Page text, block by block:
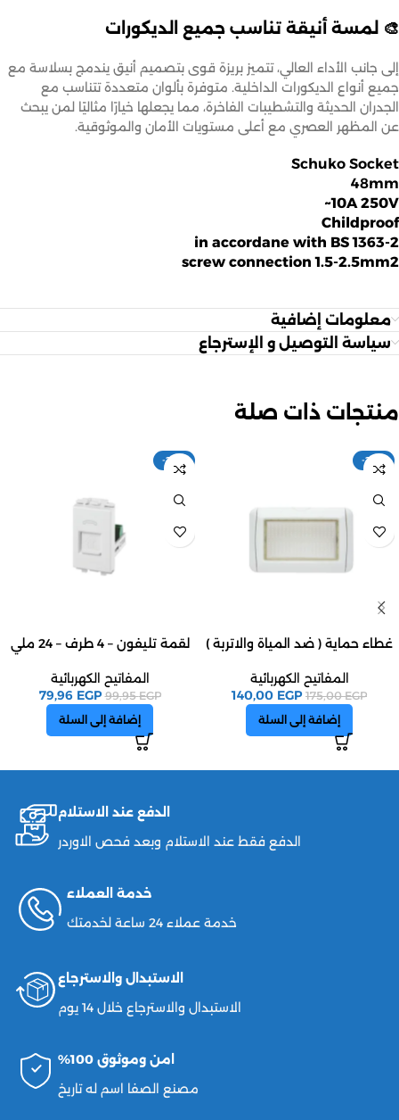
🎨 لمسة أنيقة تناسب جميع الديكورات
إلى جانب الأداء العالي، تتميز بريزة قوى بتصميم أنيق يندمج بسلاسة مع
جميع أنواع الديكورات الداخلية. متوفرة بألوان متعددة تتناسب مع
الجدران الحديثة والتشطيبات الفاخرة، مما يجعلها خيارًا مثاليًا لمن يبحث
عن المظهر العصري مع أعلى مستويات الأمان والموثوقية.
Schuko Socket
48mm
10A 250V~
Childproof
in accordane with BS 1363-2
screw connection 1.5-2.5mm2
معلومات إضافية
سياسة التوصيل و الإسترجاع
منتجات ذات صلة
-20%
غطاء حماية ( ضد المياة والاتربة )
المفاتيح الكهربائية
175,00EGP
140,00 EGP
إضافة إلى السلة
-20%
لقمة تليفون – 4 طرف – 24 ملي
المفاتيح الكهربائية
99,95EGP
79,96 EGP
إضافة إلى السلة
الدفع عند الاستلام
الدفع فقط عند الاستلام وبعد فحص الاوردر
خدمة العملاء
خدمة عملاء 24 ساعة لخدمتك
الاستبدال والاسترجاع
الاستبدال والاسترجاع خلال 14 يوم
امن وموثوق 100%
مصنع الصفا اسم له تاريخ